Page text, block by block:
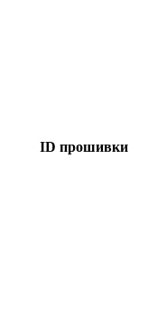
ID прошивки